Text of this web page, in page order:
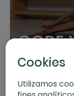
Morning yoga core
Cookies
Utilizamos